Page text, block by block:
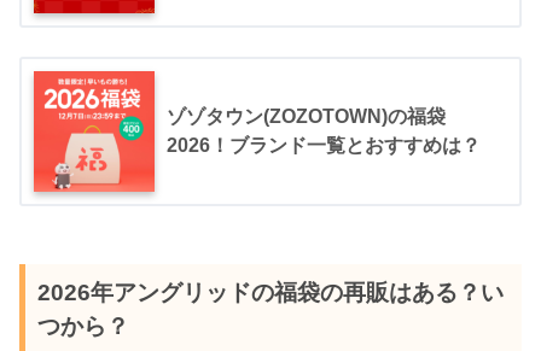
ゾゾタウン(ZOZOTOWN)の福袋
2026！ブランド一覧とおすすめは？
2026年アングリッドの福袋の再販はある？い
つから？